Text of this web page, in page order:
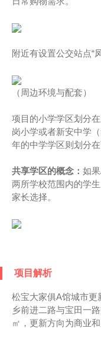
附近有设置公交站点“
（周边环境与配套）
项目的小学学区划分
岗小学或者新安中学
年的中学学区则划分
共享学区的概念： 如
两所学校范围内的学
家长选择。
项目解析
松宝大家俱A馆城市更
乡前进二路与宝田一
㎡，更新方向为商业和